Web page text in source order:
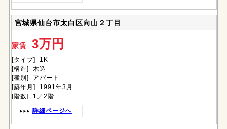
宮城県仙台市太白区向山２丁目
家賃 3万円
[タイプ] 1K
[構造] 木造
[種別] アパート
[築年月] 1991年3月
[階数] 1／2階
詳細ページへ